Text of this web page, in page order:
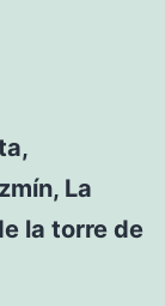
La
la torre de